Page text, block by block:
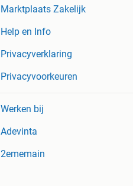
Marktplaats Zakelijk
Help en Info
Privacyverklaring
Privacyvoorkeuren
Werken bij
Adevinta
2ememain